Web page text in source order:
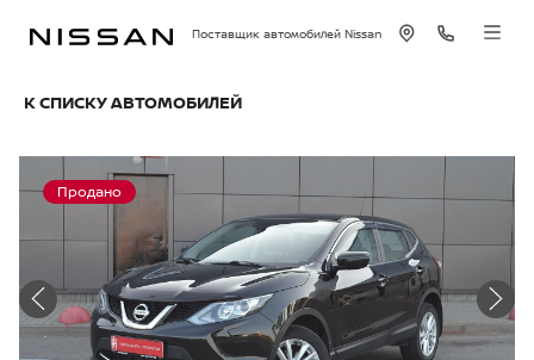
Поставщик автомобилей Nissan
К СПИСКУ АВТОМОБИЛЕЙ
Продано